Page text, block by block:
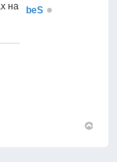
на
beS